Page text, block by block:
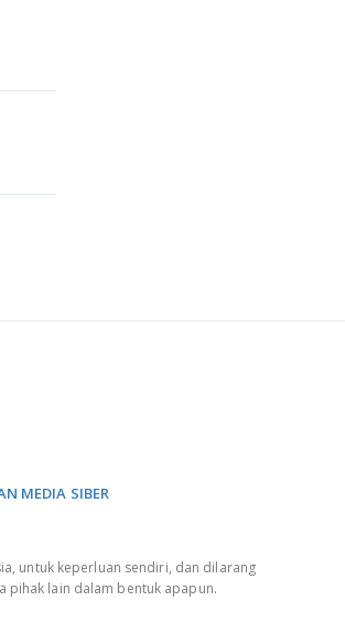
MEDIA SIBER
untuk keperluan sendiri, dan dilarang
pihak lain dalam bentuk apapun.